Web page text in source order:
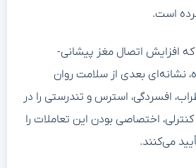
است.
افزایش اتصال مغز پیشانی-
نشانه‌ای بعدی از سلامت روان
افسردگی، استرس و تندرستی را در
اختصاصی بودن این تعاملات را
می‌کنند.